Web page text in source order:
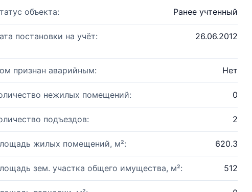
объекта: Ранее учтенный
постановки на учёт: 26.06.2012
признан аварийным: Нет
нежилых помещений: 0
подъездов: 2
жилых помещений, м²: 620.3
зем. участка общего имущества, м²: 512